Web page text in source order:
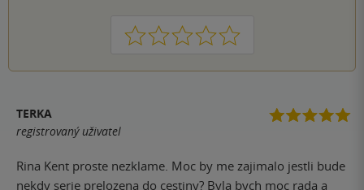
1 2 3 4 5
TERKA
registrovaný uživatel
Rina Kent proste nezklame. Moc by me zajimalo jestli bude
nekdy serie prelozena do cestiny? Byla bych moc rada a